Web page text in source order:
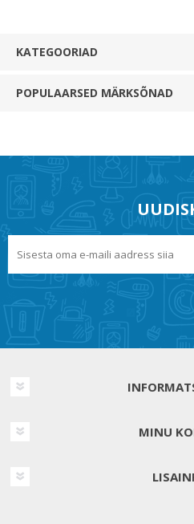
KATEGOORIAD
POPULAARSED MÄRKSÕNAD
MINU